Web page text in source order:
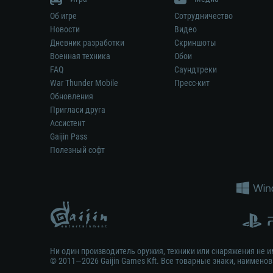
Об игре
Новости
Дневник разработки
Военная техника
FAQ
War Thunder Mobile
Обновления
Пригласи друга
Ассистент
Gaijin Pass
Полезный софт
Сотрудничество
Видео
Скриншоты
Обои
Саундтреки
Пресс-кит
Ни один производитель оружия, техники или снаряжения не
© 2011—2026 Gaijin Games Kft. Все товарные знаки,